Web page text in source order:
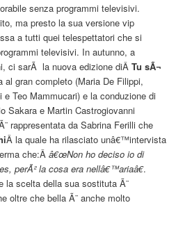
senza programmi televisivi.
ma presto la sua versione vip
a tutti quei telespettatori che si
televisivi. In autunno, a
ci sarÃ la nuova edizione diÂTu sÃ¬
al gran completo (Maria De Filippi,
Teo Mammucari) e la conduzione di
Sakara e Martin Castrogiovanni
rappresentata da Sabrina Ferilli che
Â la quale ha rilasciato unâ€™intervista
che:Ââ€œNon ho deciso io di
perÃ² la cosa era nellâ€™ariaâ€.
la scelta della sua sostituta Ã¨
oltre che bella Ã¨ anche molto